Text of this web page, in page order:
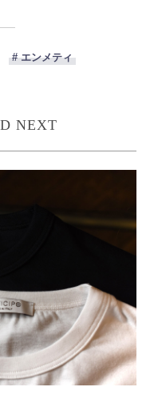
# エンメティ
NEXT